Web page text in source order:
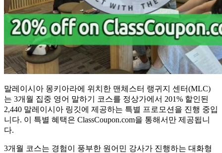
말레이시아 몽키아라에 위치한 맨체스터 랭귀지 센터(MLC)
는 3개월 집중 영어 말하기 코스를 정상가에서 201% 할인된
2,440 말레이시아 링깃에 제공하는 특별 프로모션을 진행 중입
니다. 이 특별 혜택은 ClassCoupon.com을 통해서만 제공됩니
다.
3개월 코스는 경험이 풍부한 원어민 강사가 진행하는 대화형